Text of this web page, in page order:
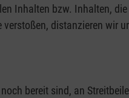
Inhalten bzw. Inhalten, die
distanzieren wir
bereit sind, an